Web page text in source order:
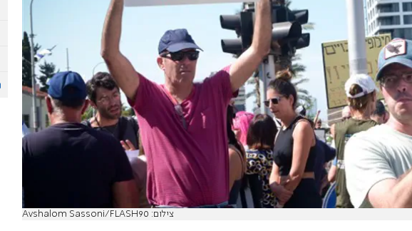
צילום: Avshalom Sassoni/FLASH90